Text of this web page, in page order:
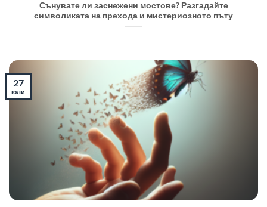
Сънувате ли заснежени мостове? Разгадайте
символиката на прехода и мистериозното пъту
27
юли